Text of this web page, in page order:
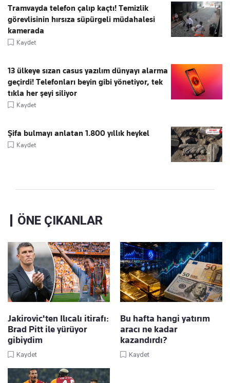
Tramvayda telefon çalıp kaçtı! Temizlik
görevlisinin hırsıza süpürgeli müdahalesi
kamerada
Kaydet
13 ülkeye sızan casus yazılım dünyayı alarma
geçirdi! Telefonları beyin gibi yönetiyor, tek
tıkla her şeyi siliyor
Kaydet
Şifa bulmayı anlatan 1.800 yıllık heykel
Kaydet
ÖNE ÇIKANLAR
Jakirovic'ten Ilıcalı itirafı:
Brad Pitt ile yürüyor
gibiydim
Kaydet
Bu hafta hangi yatırım
aracı ne kadar
kazandırdı?
Kaydet